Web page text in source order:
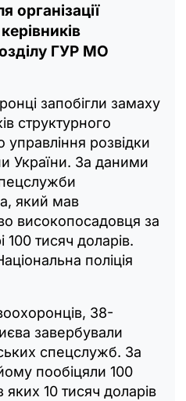
організації
ГУР МО
запобігли замаху
структурного
управління розвідки
України. За даними
який мав
високопосадовця за
100 тисяч доларів.
поліція
38-
завербували
спецслужб. За
пообіцяли 100
10 тисяч доларів